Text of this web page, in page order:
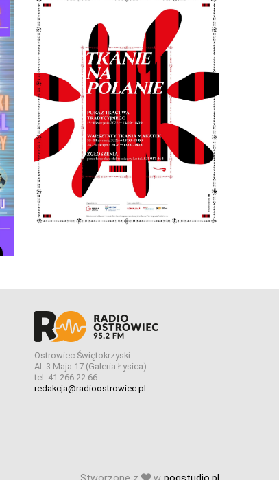
Ostrowiec Świętokrzyski
Al. 3 Maja 17 (Galeria Łysica)
tel. 41 266 22 66
redakcja@radioostrowiec.pl